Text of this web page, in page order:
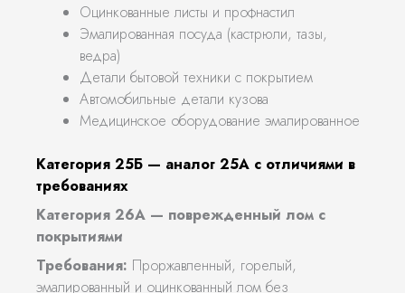
Оцинкованные листы и профнастил
Эмалированная посуда (кастрюли, тазы,
ведра)
Детали бытовой техники с покрытием
Автомобильные детали кузова
Медицинское оборудование эмалированное
Категория 25Б — аналог 25А с отличиями в
требованиях
Категория 26А — поврежденный лом с
покрытиями
Требования: Проржавленный, горелый,
эмалированный и оцинкованный лом без